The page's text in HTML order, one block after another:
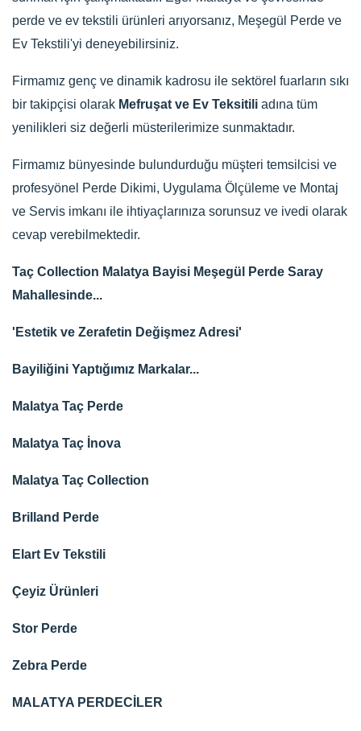
perde ve ev tekstili ürünleri arıyorsanız, Meşegül Perde ve
Ev Tekstili'yi deneyebilirsiniz.
Firmamız genç ve dinamik kadrosu ile sektörel fuarların sıkı
bir takipçisi olarak Mefruşat ve Ev Teksitili adına tüm
yenilikleri siz değerli müsterilerimize sunmaktadır.
Firmamız bünyesinde bulundurduğu müşteri temsilcisi ve
profesyönel Perde Dikimi, Uygulama Ölçüleme ve Montaj
ve Servis imkanı ile ihtiyaçlarınıza sorunsuz ve ivedi olarak
cevap verebilmektedir.
Taç Collection Malatya Bayisi Meşegül Perde Saray
Mahallesinde...
'Estetik ve Zerafetin Değişmez Adresi'
Bayiliğini Yaptığımız Markalar...
Malatya Taç Perde
Malatya Taç İnova
Malatya Taç Collection
Brilland Perde
Elart Ev Tekstili
Çeyiz Ürünleri
Stor Perde
Zebra Perde
MALATYA PERDECİLER